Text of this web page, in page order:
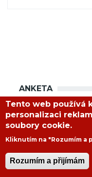
ANKETA
Trsátko
Možnosti
výběru
Výhradně
Tento web používá
personalizaci
soubory cookie.
Kliknutím na "Rozumím a
Rozumím a přijímám